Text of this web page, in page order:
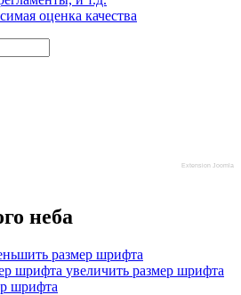
оценка качества
Extension Joomla
неба
размер шрифта
увеличить размер шрифта